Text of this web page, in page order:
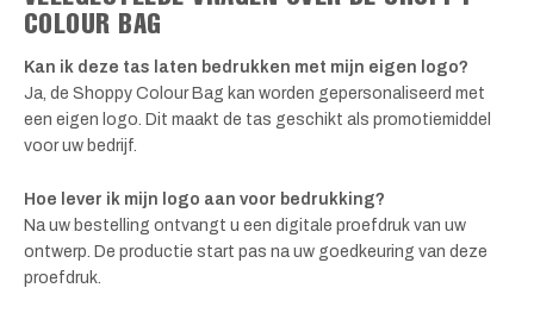
COLOUR BAG
Kan ik deze tas laten bedrukken met mijn eigen logo?
Ja, de Shoppy Colour Bag kan worden gepersonaliseerd met
een eigen logo. Dit maakt de tas geschikt als promotiemiddel
voor uw bedrijf.
Hoe lever ik mijn logo aan voor bedrukking?
Na uw bestelling ontvangt u een digitale proefdruk van uw
ontwerp. De productie start pas na uw goedkeuring van deze
proefdruk.